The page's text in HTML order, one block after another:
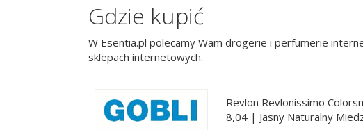
Gdzie kupić
W Esentia.pl polecamy Wam drogerie i perfumerie
sklepach internetowych.
Revlon Revlonissimo
8,04 | Jasny Naturalny